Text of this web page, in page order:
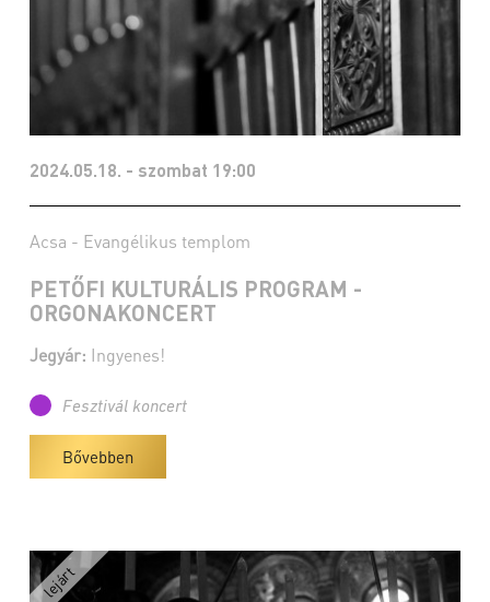
2024.05.18. - szombat 19:00
Acsa - Evangélikus templom
PETŐFI KULTURÁLIS PROGRAM -
ORGONAKONCERT
Jegyár: Ingyenes!
Fesztivál koncert
Bővebben